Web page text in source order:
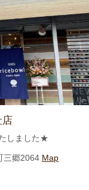
蕎麦猪口
と炎の香り 信楽
店
しました★
三郷2064 Map